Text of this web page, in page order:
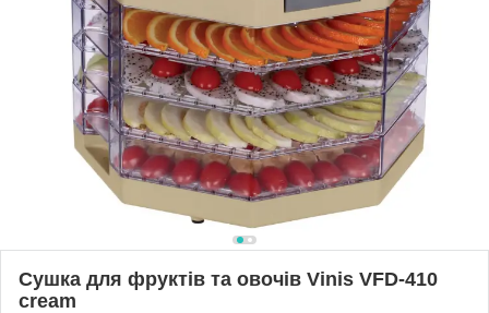
Сушка для фруктів та овочів Vinis VFD-410
cream